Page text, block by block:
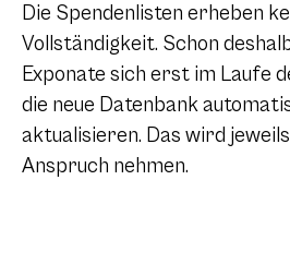
Die Spendenlisten erheben
Vollständigkeit. Schon
Exponate sich erst im Laufe
die neue Datenbank
aktualisieren. Das wird
Anspruch nehmen.